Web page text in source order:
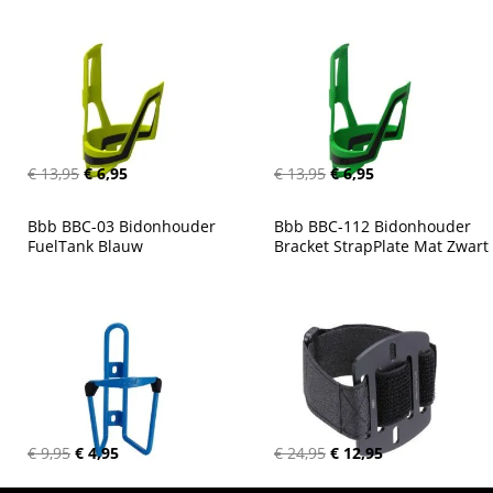
€ 13,95 € 6,95 € 13,95 € 6,95
Bbb BBC-03 Bidonhouder
FuelTank Blauw
€ 9,95 € 4,95
Bbb BBC-112 Bidonhouder
Bracket StrapPlate Mat Zwart
€ 24,95 € 12,95